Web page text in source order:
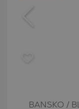
BANSKO /